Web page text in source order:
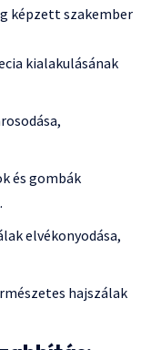
képzett szakember
kialakulásának
és gombák
elvékonyodása,
hajszálak